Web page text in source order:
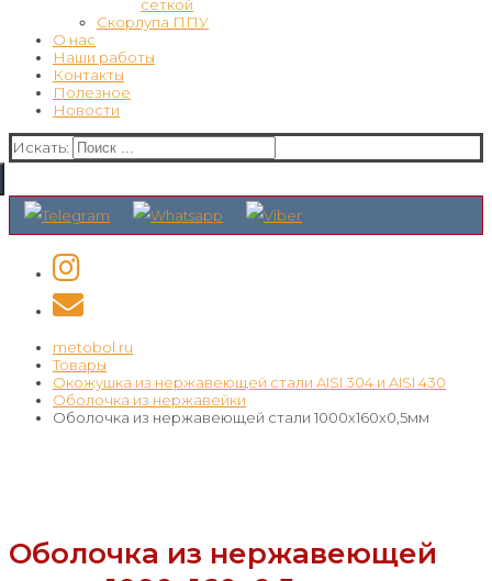
сеткой
Скорлупа ППУ
О нас
Наши работы
Контакты
Полезное
Новости
Искать:
metobol.ru
Товары
Окожушка из нержавеющей стали AISI 304 и AISI 430
Оболочка из нержавейки
Оболочка из нержавеющей стали 1000х160х0,5мм
Оболочка из нержавеющей